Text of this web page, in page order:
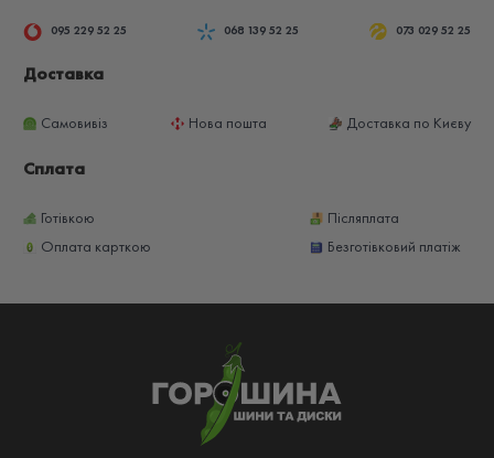
095 229 52 25 068 139 52 25 073 029 52 25
Доставка
Самовивіз Нова пошта Доставка по Києву
Сплата
Готівкою
Післяплата
Оплата карткою
Безготівковий платіж